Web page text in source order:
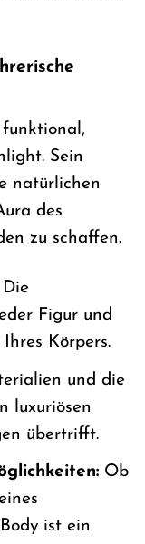
Sein
natürlichen
des
zu schaffen.
Figur und
Körpers.
und die
luxuriösen
übertrifft.
Ob
ist ein